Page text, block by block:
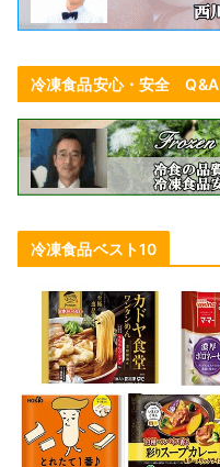
冷凍食品安心・安全 Q&A
冷凍食品ベスト10